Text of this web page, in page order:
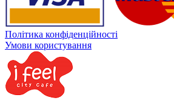
Політика конфіденційності
Умови користування